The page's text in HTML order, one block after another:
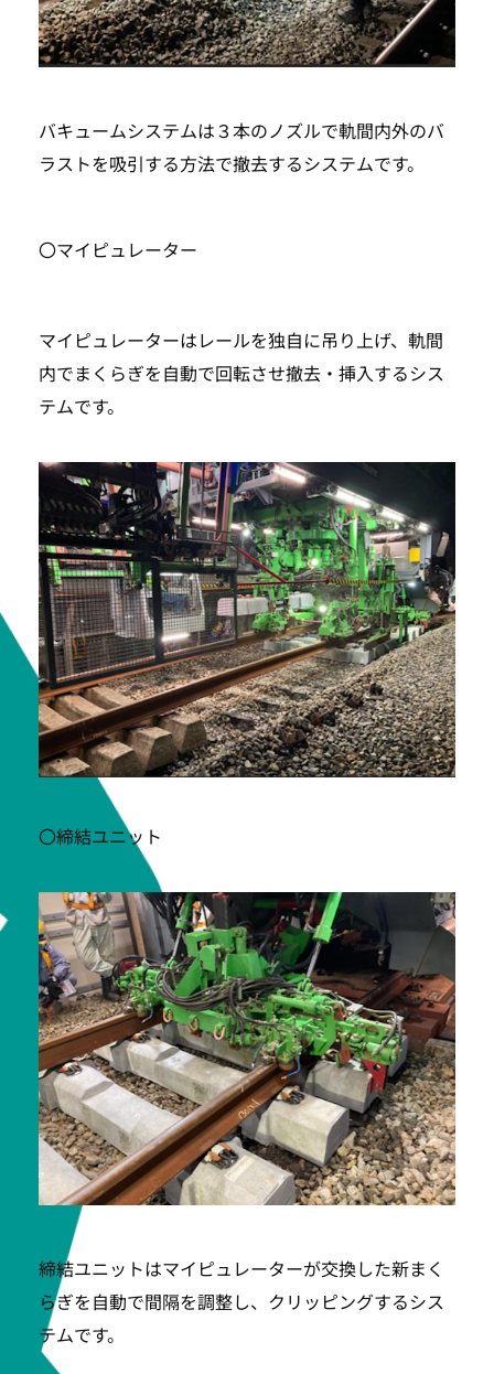
バキュームシステムは３本のノズルで軌間内外のバ
ラストを吸引する方法で撤去するシステムです。
〇マイピュレーター
マイピュレーターはレールを独自に吊り上げ、軌間
内でまくらぎを自動で回転させ撤去・挿入するシス
テムです。
〇締結ユニット
締結ユニットはマイピュレーターが交換した新まく
らぎを自動で間隔を調整し、クリッピングするシス
テムです。